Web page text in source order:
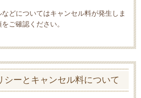
どについてはキャンセル料が発生しま
ご確認ください。
シーとキャンセル料について